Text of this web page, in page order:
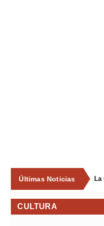
Últimas Noticias
CULTURA